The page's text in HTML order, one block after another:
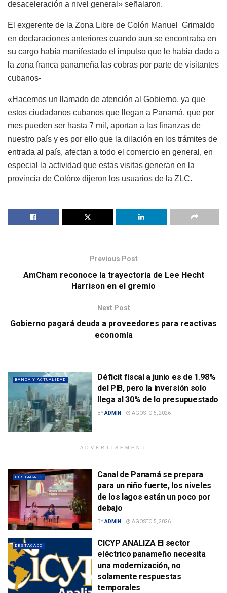
desaceleración a nivel general» señalaron.
El exgerente de la Zona Libre de Colón Manuel Grimaldo
en declaraciones anteriores cuando aun se encontraba en
su cargo había manifestado el impulso que le habia dado a
la zona franca panameña las cobras por parte de visitantes
cubanos-
«Hacemos un llamado de atención al Gobierno, ya que
estos ciudadanos cubanos que llegan a Panamá, que por
mes pueden ser hasta 7 mil, aportan a las finanzas de
nuestro país y es por ello que la dilación en los trámites de
entrada al país, afectan a todo el comercio en general, en
especial la actividad que estas visitas generan en la
provincia de Colón» dijeron los usuarios de la ZLC.
Previous Post
AmCham reconoce la trayectoria de Lee Hecht
Harrison en el gremio
Next Post
Gobierno pagará deuda a proveedores para reactivas
economía
BANCA Y ACTUALIDAD
Déficit fiscal a junio es de 1.98%
del PIB, pero la inversión solo
llega al 30% de lo presupuestado
BYADMIN AGOSTO 5, 2026
ADVERTISEMENT
DESTACADO
Canal de Panamá se prepara
para un niño fuerte, los niveles
de los lagos están un poco por
debajo
BYADMIN AGOSTO 5, 2026
DESTACADO
CICYP ANALIZA El sector
eléctrico panameño necesita
una modernización, no
solamente respuestas
temporales